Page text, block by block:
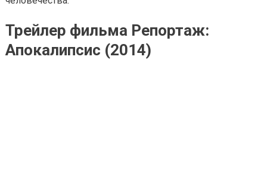
Трейлер фильма Репортаж:
Апокалипсис (2014)